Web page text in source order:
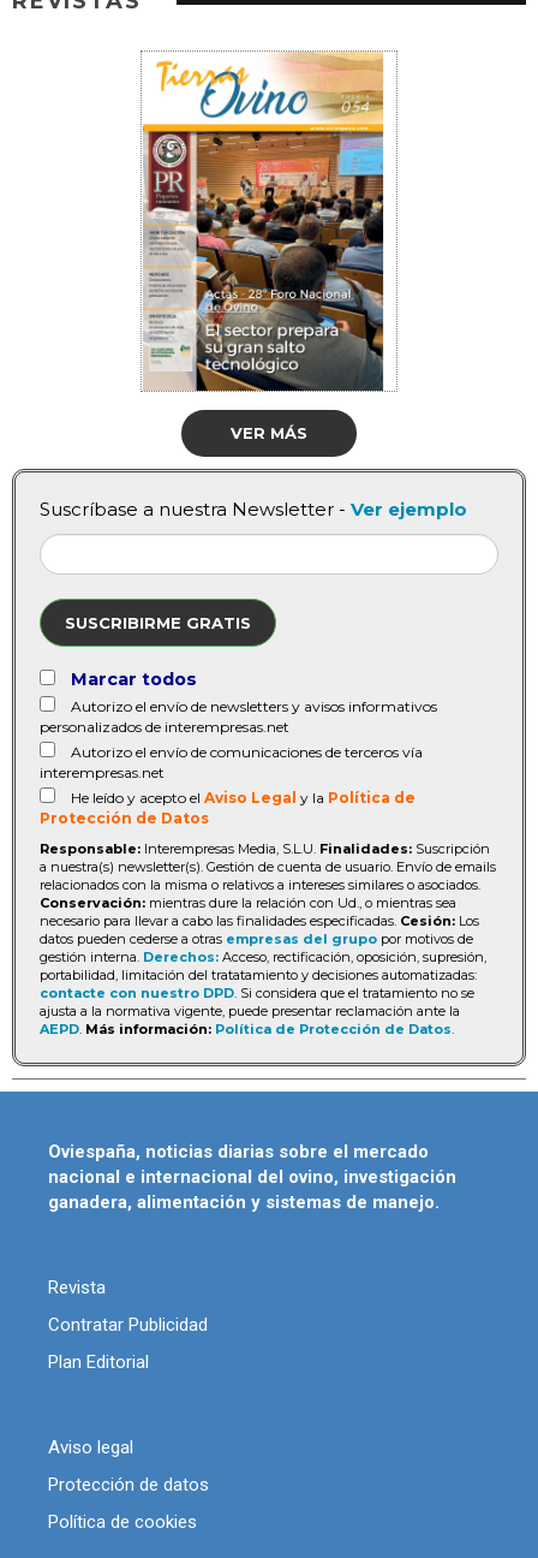
VER MÁS
Suscríbase a nuestra Newsletter - Ver ejemplo
SUSCRIBIRME GRATIS
Marcar todos
Autorizo el envío de newsletters y avisos informativos
personalizados de interempresas.net
Autorizo el envío de comunicaciones de terceros vía
interempresas.net
He leído y acepto el Aviso Legal y la Política de
Protección de Datos
Responsable: Interempresas Media, S.L.U. Finalidades: Suscripción
a nuestra(s) newsletter(s). Gestión de cuenta de usuario. Envío de emails
relacionados con la misma o relativos a intereses similares o asociados.
Conservación: mientras dure la relación con Ud., o mientras sea
necesario para llevar a cabo las finalidades especificadas. Cesión: Los
datos pueden cederse a otras empresas del grupo por motivos de
gestión interna. Derechos: Acceso, rectificación, oposición, supresión,
portabilidad, limitación del tratatamiento y decisiones automatizadas:
contacte con nuestro DPD . Si considera que el tratamiento no se
ajusta a la normativa vigente, puede presentar reclamación ante la
AEPD Más información: Política de Protección de Datos
Oviespaña, noticias diarias sobre el mercado
nacional e internacional del ovino, investigación
ganadera, alimentación y sistemas de manejo.
Revista
Contratar Publicidad
Plan Editorial
Aviso legal
Protección de datos
Política de cookies